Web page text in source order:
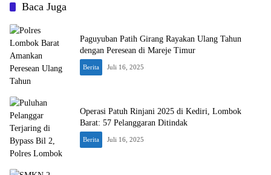
Baca Juga
Paguyuban Patih Girang Rayakan Ulang Tahun
dengan Peresean di Mareje Timur
Berita Juli 16, 2025
Operasi Patuh Rinjani 2025 di Kediri, Lombok
Barat: 57 Pelanggaran Ditindak
Berita Juli 16, 2025